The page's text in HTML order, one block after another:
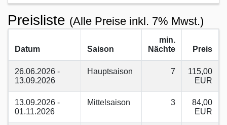
Preisliste (Alle Preise inkl. 7% Mwst.)
Datum Saison
min.
Nächte
Preis
26.06.2026 -
13.09.2026
Hauptsaison 7
115,00
EUR
13.09.2026 -
01.11.2026
Mittelsaison 3
84,00
EUR